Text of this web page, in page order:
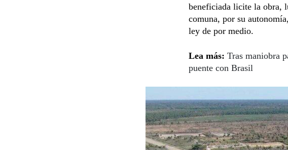
beneficiada licite la obra,
comuna, por su
ley de por medio.
Lea más: Tras maniobra
puente con Brasil